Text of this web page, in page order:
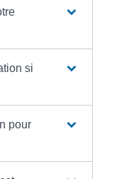
si
pour